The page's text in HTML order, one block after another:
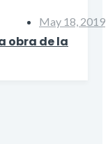
May 18, 2019
obra de la